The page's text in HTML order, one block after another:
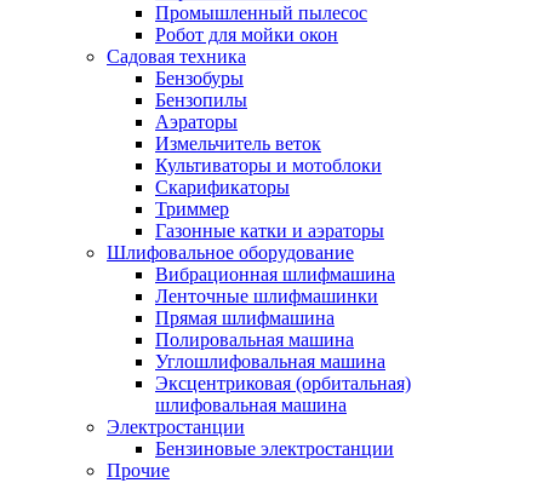
Промышленный пылесос
Робот для мойки окон
Садовая техника
Бензобуры
Бензопилы
Аэраторы
Измельчитель веток
Культиваторы и мотоблоки
Скарификаторы
Триммер
Газонные катки и аэраторы
Шлифовальное оборудование
Вибрационная шлифмашина
Ленточные шлифмашинки
Прямая шлифмашина
Полировальная машина
Углошлифовальная машина
Эксцентриковая (орбитальная)
шлифовальная машина
Электростанции
Бензиновые электростанции
Прочие